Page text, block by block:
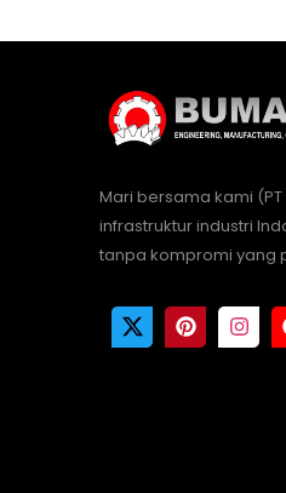
Mari bersama kami
infrastruktur industri
tanpa kompromi yang